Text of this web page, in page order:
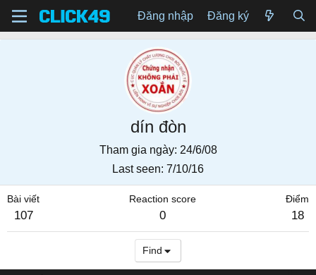
Đăng nhập Đăng ký
dín đòn
Tham gia ngày 24/6/08
Last seen 7/10/16
Bài viết
107
Reaction score
0
Điểm
18
Find